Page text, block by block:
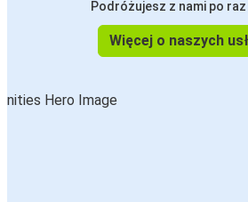
Podróżujesz z nami po
Więcej o naszych